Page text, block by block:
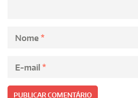
Nome *
E-mail *